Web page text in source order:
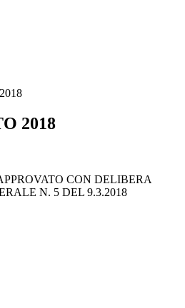
2018
CON DELIBERA
N. 5 DEL 9.3.2018